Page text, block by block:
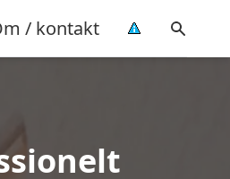
/ kontakt